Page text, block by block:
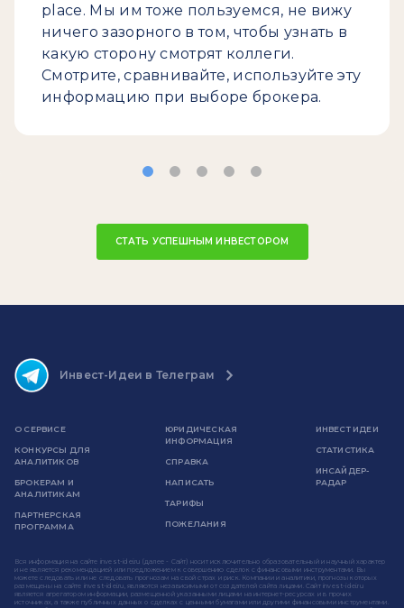
place. Мы им тоже пользуемся, не вижу
ничего зазорного в том, чтобы узнать в
какую сторону смотрят коллеги.
Смотрите, сравнивайте, используйте эту
информацию при выборе брокера.
СТАТЬ УСПЕШНЫМ ИНВЕСТОРОМ
Инвест-Идеи в Телеграм
О СЕРВИСЕ
КОНКУРСЫ ДЛЯ
АНАЛИТИКОВ
БРОКЕРАМ И
АНАЛИТИКАМ
ПАРТНЕРСКАЯ
ПРОГРАММА
ЮРИДИЧЕСКАЯ
ИНФОРМАЦИЯ
СПРАВКА
НАПИСАТЬ
ТАРИФЫ
ПОЖЕЛАНИЯ
ИНВЕСТ ИДЕИ
СТАТИСТИКА
ИНСАЙДЕР-
РАДАР
Вся информация на сайте invest-idei.ru (далее - Сайт) носит исключительно образовательный и научный характер
и не является рекомендацией или предложением к совершению сделок с финансовыми инструментами. Вы
можете следовать или не следовать прогнозам на свой страх и риск. Компании и аналитики, прогнозы которых
размещены на сайте invest-idei.ru, являются независимыми от создателей сайта лицами. Сайт invest-idei.ru
является агрегатором информации, размещенной указанными лицами на интернет-ресурсах и в прочих
источниках, а также публичных данных о сделках с ценными бумагами или другими финансовыми инструментами.